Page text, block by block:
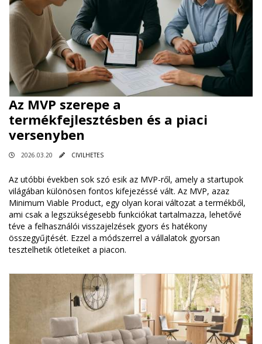
Az MVP szerepe a
termékfejlesztésben és a piaci
versenyben
2026.03.20 CIVILHETES
Az utóbbi években sok szó esik az MVP-ről, amely a startupok
világában különösen fontos kifejezéssé vált. Az MVP, azaz
Minimum Viable Product, egy olyan korai változat a termékből,
ami csak a legszükségesebb funkciókat tartalmazza, lehetővé
téve a felhasználói visszajelzések gyors és hatékony
összegyűjtését. Ezzel a módszerrel a vállalatok gyorsan
tesztelhetik ötleteiket a piacon.